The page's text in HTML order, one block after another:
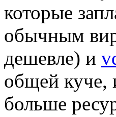
которые
обычным
дешевле) и
общей куче,
больше